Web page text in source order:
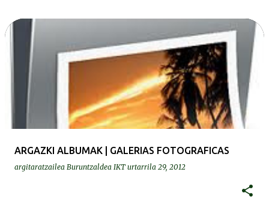
ARGAZKI ALBUMAK | GALERIAS FOTOGRAFICAS
argitaratzailea Buruntzaldea IKT urtarrila 29, 2012